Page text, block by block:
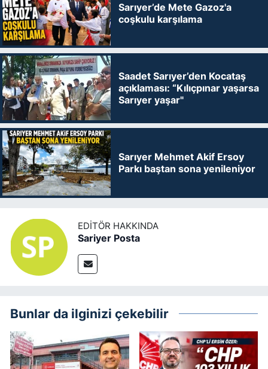
Sarıyer’de Mete Gazoz'a
coşkulu karşılama
Saadet Sarıyer’den Kocataş
açıklaması: “Kılıçpınar yaşarsa
Sarıyer yaşar"
Sarıyer Mehmet Akif Ersoy
Parkı baştan sona yenileniyor
EDITÖR HAKKINDA
Sariyer Posta
Bunlar da ilginizi çekebilir